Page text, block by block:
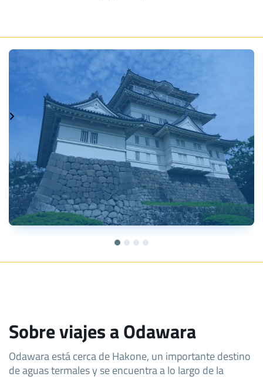
Sobre viajes a Odawara
Odawara está cerca de Hakone, un importante destino
de aguas termales y se encuentra a lo largo de la